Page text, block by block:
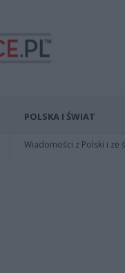
POLSKA I ŚWIAT
Wiadomości z Polski i ze